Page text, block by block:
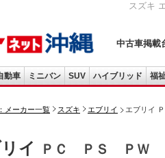
スズキ
中古車掲載
動車 ミニバン SUV ハイブリッド 福
メーカー一覧 スズキ エブリイ エブリイ
イ ＰＣ ＰＳ ＰＷ